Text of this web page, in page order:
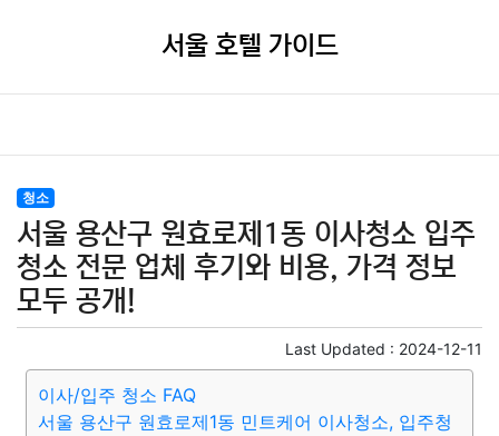
서울 호텔 가이드
청소
서울 용산구 원효로제1동 이사청소 입주
청소 전문 업체 후기와 비용, 가격 정보
모두 공개!
Last Updated : 2024-12-11
이사/입주 청소 FAQ
서울 용산구 원효로제1동 민트케어 이사청소, 입주청